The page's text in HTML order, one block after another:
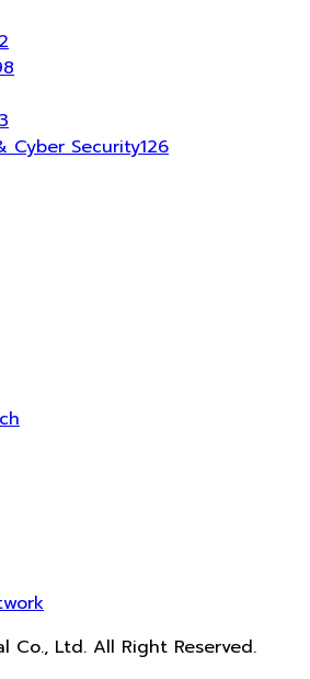
Cyber Security126
Co., Ltd. All Right Reserved.